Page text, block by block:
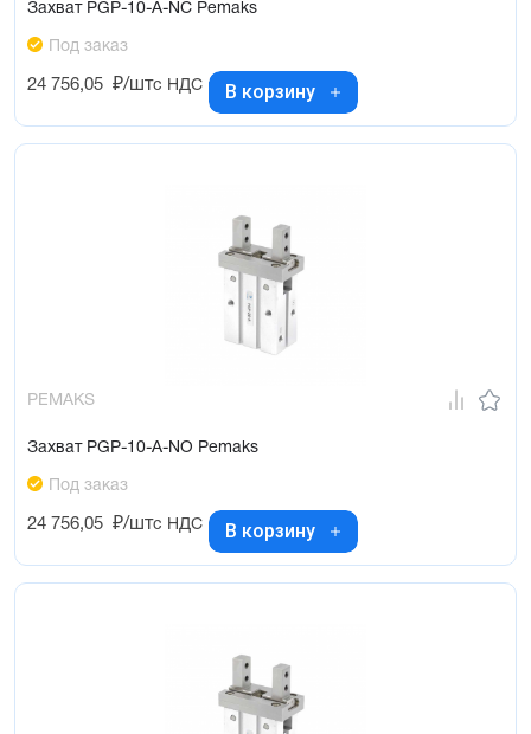
Захват PGP-10-A-NC Pemaks
Под заказ
24 756,05 ₽/штс НДС В корзину
PEMAKS
Захват PGP-10-A-NO Pemaks
Под заказ
24 756,05 ₽/штс НДС В корзину